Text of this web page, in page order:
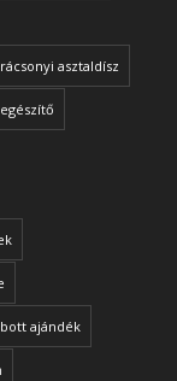
asztaldísz
ajándék